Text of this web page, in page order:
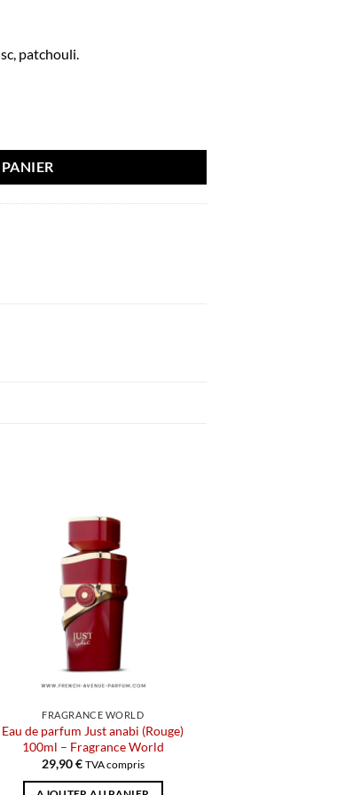
patchouli.
FRAGRANCE WORLD
Eau de parfum Just anabi (Rouge)
100ml – Fragrance World
29,90€ TVA compris